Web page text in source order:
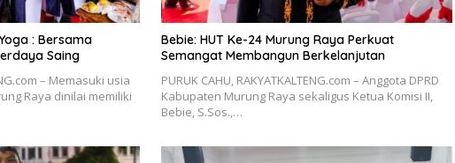
: Bersama
Saing
– Memasuki usia
Raya dinilai memiliki
Bebie: HUT Ke-24 Murung Raya Perkuat
Semangat Membangun Berkelanjutan
PURUK CAHU, RAKYATKALTENG.com – Anggota DPRD
Kabupaten Murung Raya sekaligus Ketua Komisi II,
Bebie, S.Sos.,…